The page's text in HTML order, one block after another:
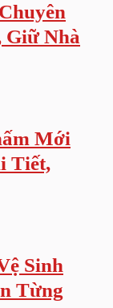
Giữ Nhà
Mới
Tiết,
Sinh
Từng